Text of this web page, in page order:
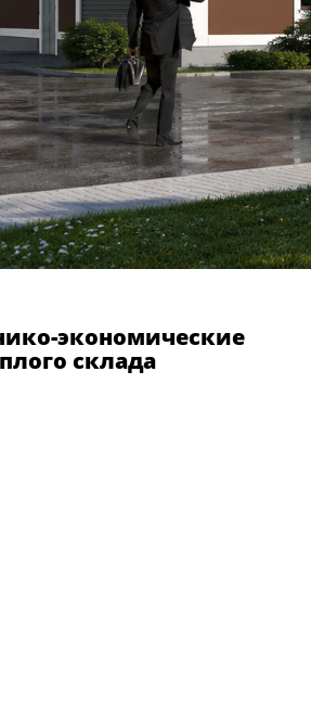
экономические
склада